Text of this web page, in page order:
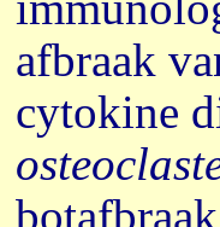
afbraak
cytokine